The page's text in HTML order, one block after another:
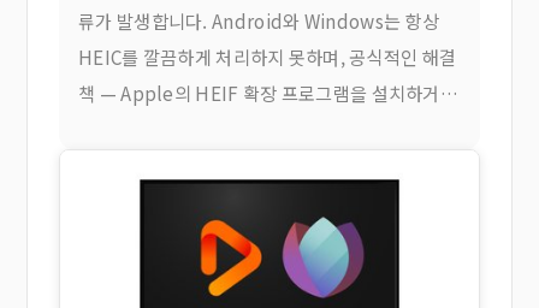
류가 발생합니다. Android와 Windows는 항상
HEIC를 깔끔하게 처리하지 못하며, 공식적인 해결
책 — Apple의 HEIF 확장 프로그램을 설치하거나